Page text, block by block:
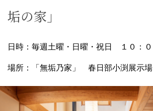
垢の家」
日時：毎週土曜・日曜・祝日 １０：０
場所：「無垢乃家」 春日部小渕展示